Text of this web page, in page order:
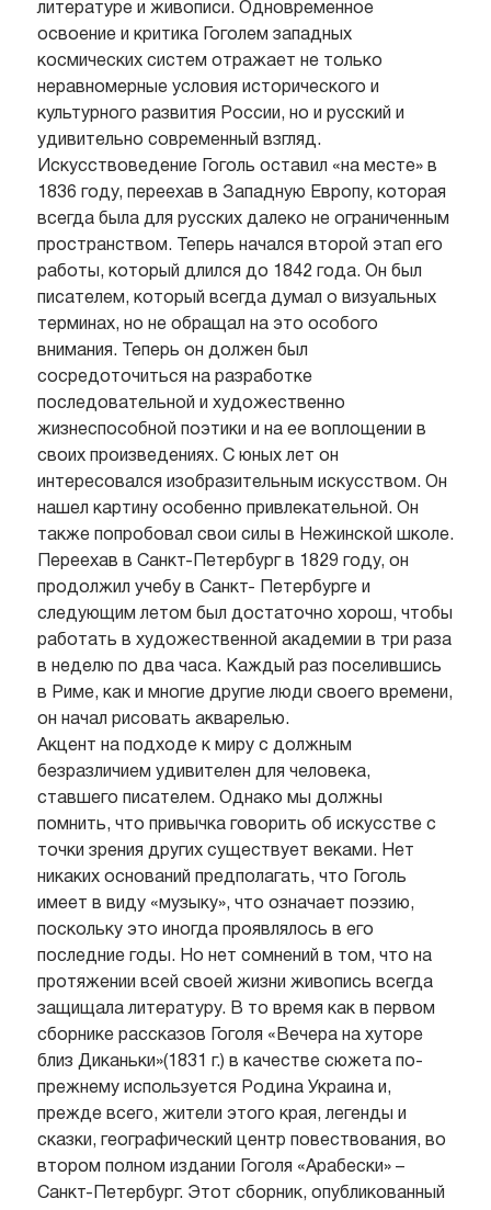
литературе и живописи. Одновременное
освоение и критика Гоголем западных
космических систем отражает не только
неравномерные условия исторического и
культурного развития России, но и русский и
удивительно современный взгляд.
Искусствоведение Гоголь оставил «на месте» в
1836 году, переехав в Западную Европу, которая
всегда была для русских далеко не ограниченным
пространством. Теперь начался второй этап его
работы, который длился до 1842 года. Он был
писателем, который всегда думал о визуальных
терминах, но не обращал на это особого
внимания. Теперь он должен был
сосредоточиться на разработке
последовательной и художественно
жизнеспособной поэтики и на ее воплощении в
своих произведениях. С юных лет он
интересовался изобразительным искусством. Он
нашел картину особенно привлекательной. Он
также попробовал свои силы в Нежинской школе.
Переехав в Санкт-Петербург в 1829 году, он
продолжил учебу в Санкт- Петербурге и
следующим летом был достаточно хорош, чтобы
работать в художественной академии в три раза
в неделю по два часа. Каждый раз поселившись
в Риме, как и многие другие люди своего времени,
он начал рисовать акварелью.
Акцент на подходе к миру с должным
безразличием удивителен для человека,
ставшего писателем. Однако мы должны
помнить, что привычка говорить об искусстве с
точки зрения других существует веками. Нет
никаких оснований предполагать, что Гоголь
имеет в виду «музыку», что означает поэзию,
поскольку это иногда проявлялось в его
последние годы. Но нет сомнений в том, что на
протяжении всей своей жизни живопись всегда
защищала литературу. В то время как в первом
сборнике рассказов Гоголя «Вечера на хуторе
близ Диканьки»(1831 г.) в качестве сюжета по-
прежнему используется Родина Украина и,
прежде всего, жители этого края, легенды и
сказки, географический центр повествования, во
втором полном издании Гоголя «Арабески» –
Санкт-Петербург. Этот сборник, опубликованный